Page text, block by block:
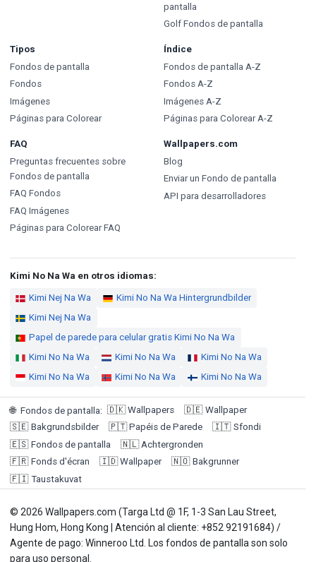
pantalla
Golf Fondos de pantalla
Tipos
Fondos de pantalla
Fondos
Imágenes
Páginas para Colorear
Índice
Fondos de pantalla A-Z
Fondos A-Z
Imágenes A-Z
Páginas para Colorear A-Z
FAQ
Preguntas frecuentes sobre
Fondos de pantalla
FAQ Fondos
FAQ Imágenes
Páginas para Colorear FAQ
Wallpapers.com
Blog
Enviar un Fondo de pantalla
API para desarrolladores
Kimi No Na Wa en otros idiomas:
Kimi Nej Na Wa
Kimi No Na Wa Hintergrundbilder
Kimi Nej Na Wa
Papel de parede para celular gratis Kimi No Na Wa
Kimi No Na Wa
Kimi No Na Wa
Kimi No Na Wa
Kimi No Na Wa
Kimi No Na Wa Kimi No Na Wa
🌐 Fondos de pantalla: 🇩🇰 Wallpapers 🇩🇪 Wallpaper
🇸🇪 Bakgrundsbilder 🇵🇹 Papéis de Parede 🇮🇹 Sfondi
🇪🇸 Fondos de pantalla 🇳🇱 Achtergronden
🇫🇷 Fonds d'écran 🇮🇩 Wallpaper 🇳🇴 Bakgrunner
🇫🇮 Taustakuvat
© 2026 Wallpapers.com (Targa Ltd @ 1F, 1-3 San Lau Street,
Hung Hom, Hong Kong | Atención al cliente: +852 92191684) /
Agente de pago: Winneroo Ltd. Los fondos de pantalla son solo
para uso personal.